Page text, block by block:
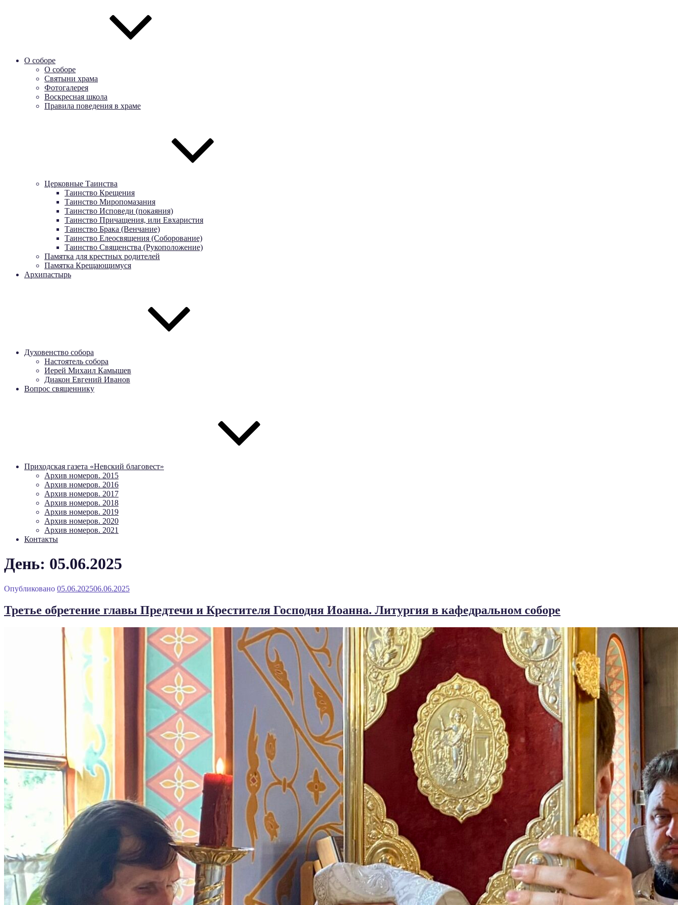
О соборе
О соборе
Святыни храма
Фотогалерея
Воскресная школа
Правила поведения в храме
Церковные Таинства
Таинство Крещения
Таинство Миропомазания
Таинство Исповеди (покаяния)
Таинство Причащения, или Евхаристия
Таинство Брака (Венчание)
Таинство Елеосвящения (Соборование)
Таинство Священства (Рукоположение)
Памятка для крестных родителей
Памятка Крещающимуся
Архипастырь
Духовенство собора
Настоятель собора
Иерей Михаил Камышев
Диакон Евгений Иванов
Вопрос священнику
Приходская газета «Невский благовест»
Архив номеров. 2015
Архив номеров. 2016
Архив номеров. 2017
Архив номеров. 2018
Архив номеров. 2019
Архив номеров. 2020
Архив номеров. 2021
Контакты
День: 05.06.2025
Опубликовано 05.06.202506.06.2025
Третье обретение главы Предтечи и Крестителя Господня Иоанна. Литургия в кафедральном соборе